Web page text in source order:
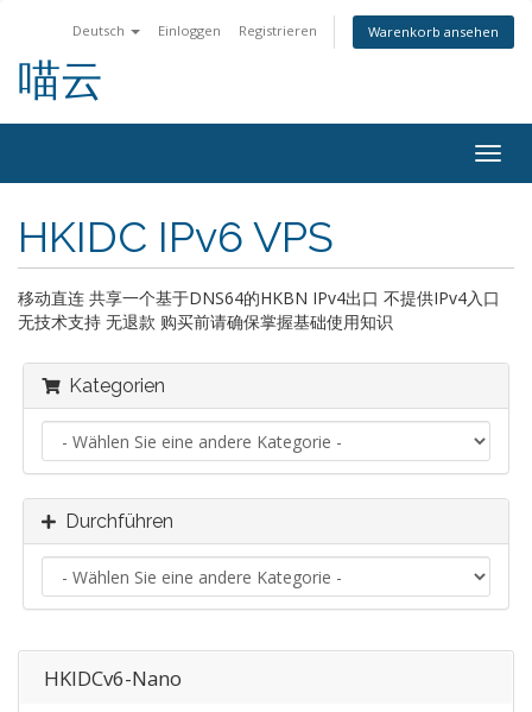
Deutsch Einloggen Registrieren Warenkorb ansehen
喵云
ein-/
HKIDC IPv6 VPS
移动直连 共享一个基于DNS64的HKBN IPv4出口 不提供IPv4入口
无技术支持 无退款 购买前请确保掌握基础使用知识
Kategorien
Durchführen
HKIDCv6-Nano